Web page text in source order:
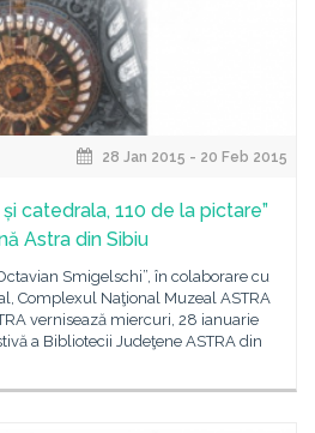
28 Jan 2015 - 20 Feb 2015
catedrala, 110 de la pictare”
Astra din Sibiu
Smigelschi”, în colaborare cu
Complexul Naţional Muzeal ASTRA
vernisează miercuri, 28 ianuarie
a Bibliotecii Judeţene ASTRA din